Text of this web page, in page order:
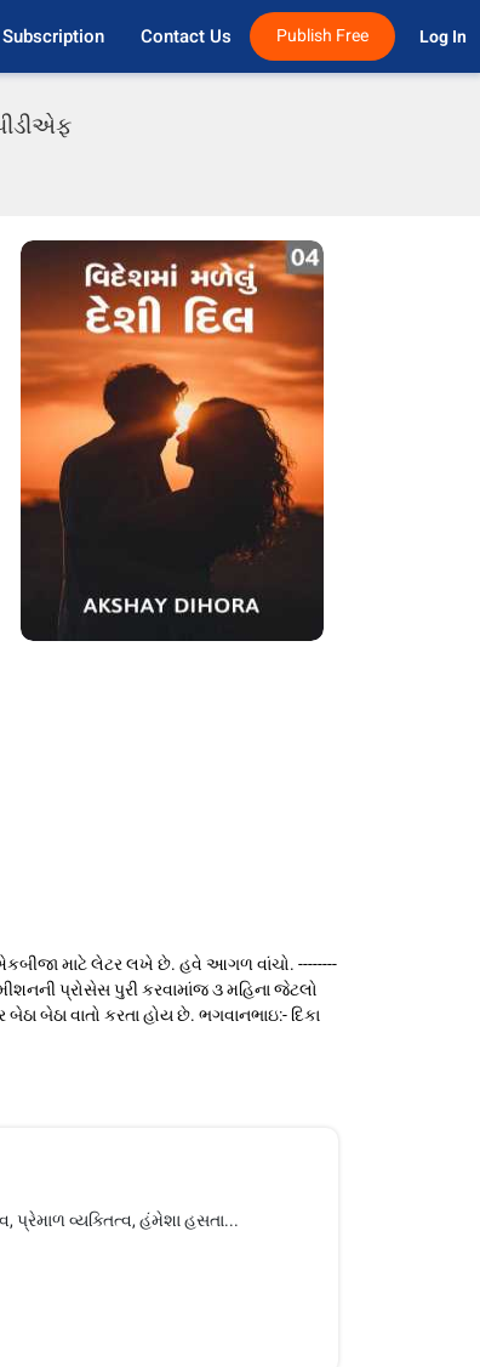
Subscription Contact Us Publish Free Log In
માટે લેટર લખે છે. હવે આગળ વાંચો. --------
પ્રોસેસ પુરી કરવામાંજ ૩ મહિના જેટલો
બેઠા વાતો કરતા હોય છે. ભગવાનભાઇ:- દિકા
પ્રેમાળ વ્યક્તિત્વ, હંમેશા હસતા...